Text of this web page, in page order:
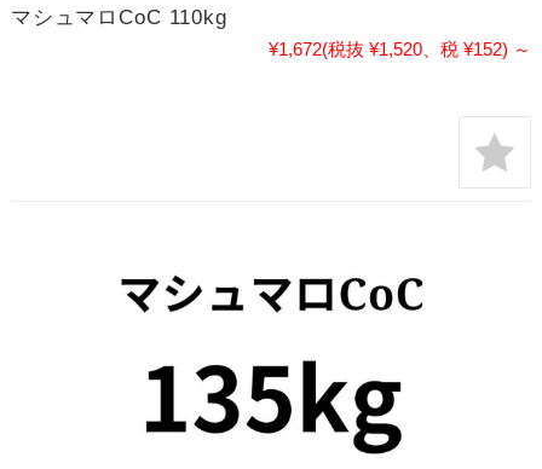
マシュマロCoC 110kg
¥1,672(税抜 ¥1,520、税 ¥152) ～